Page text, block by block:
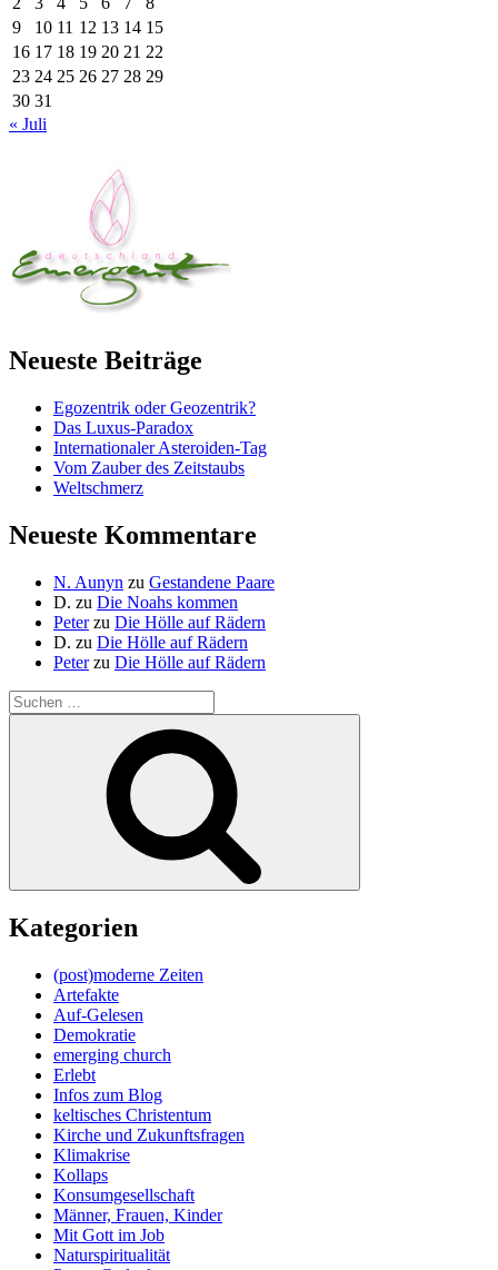
9
10 11 12 13 14 15
16 17 18 19 20 21 22
23 24 25 26 27 28 29
30 31
« Juli
Neueste Beiträge
Egozentrik oder Geozentrik?
Das Luxus-Paradox
Internationaler Asteroiden-Tag
Vom Zauber des Zeitstaubs
Weltschmerz
Neueste Kommentare
N. Aunyn zu Gestandene Paare
D. zu Die Noahs kommen
Peterzu Die Hölle auf Rädern
D. zu Die Hölle auf Rädern
Peterzu Die Hölle auf Rädern
Suche
nach:
Kategorien
(post)moderne Zeiten
Artefakte
Auf-Gelesen
Demokratie
emerging church
Erlebt
Infos zum Blog
keltisches Christentum
Kirche und Zukunftsfragen
Klimakrise
Kollaps
Konsumgesellschaft
Männer, Frauen, Kinder
Mit Gott im Job
Naturspiritualität